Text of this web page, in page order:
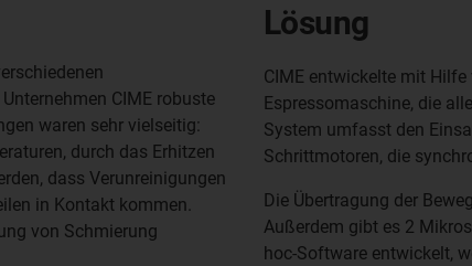
CIME robuste
waren sehr vielseitig:
durch das Erhitzen
dass Verunreinigungen
in Kontakt kommen.
von Schmierung
Lösung
CIME entwickelte mit
Espressomaschine, die
System umfasst den
Schrittmotoren, die
Die Übertragung der
Außerdem gibt es 2
hoc-Software entwickelt,